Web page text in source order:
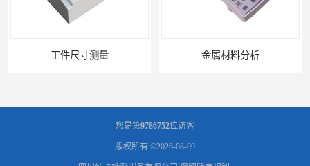
金属材料分析
您是第9786752位访客
版权所有 ©2026-08-09